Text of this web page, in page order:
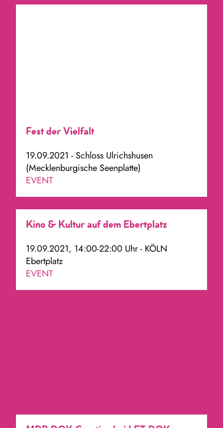
Kino & Kultur auf dem Ebertplatz
19.09.2021, 14:00-22:00 Uhr - KÖLN
Ebertplatz
EVENT